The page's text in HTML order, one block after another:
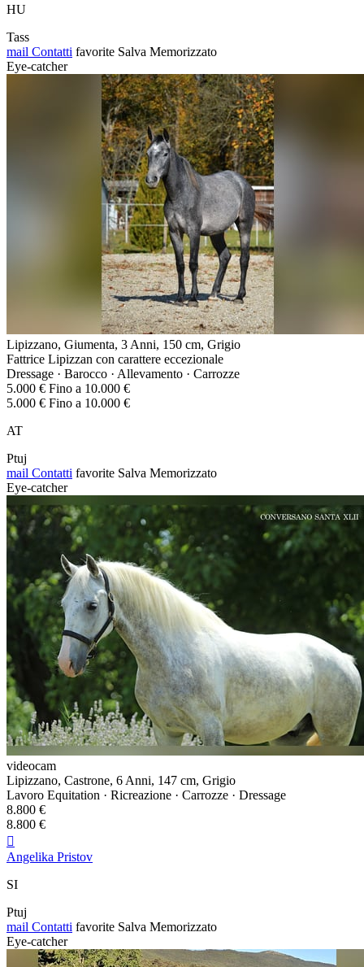
HU
Tass
mail Contatti favorite Salva Memorizzato
Eye-catcher
Lipizzano, Giumenta, 3 Anni, 150 cm, Grigio
Fattrice Lipizzan con carattere eccezionale
Dressage · Barocco · Allevamento · Carrozze
5.000 € Fino a 10.000 €
5.000 € Fino a 10.000 €
AT
Ptuj
mail Contatti favorite Salva Memorizzato
Eye-catcher
videocam
Lipizzano, Castrone, 6 Anni, 147 cm, Grigio
Lavoro Equitation · Ricreazione · Carrozze · Dressage
8.800 €
8.800 €

Angelika Pristov
SI
Ptuj
mail Contatti favorite Salva Memorizzato
Eye-catcher